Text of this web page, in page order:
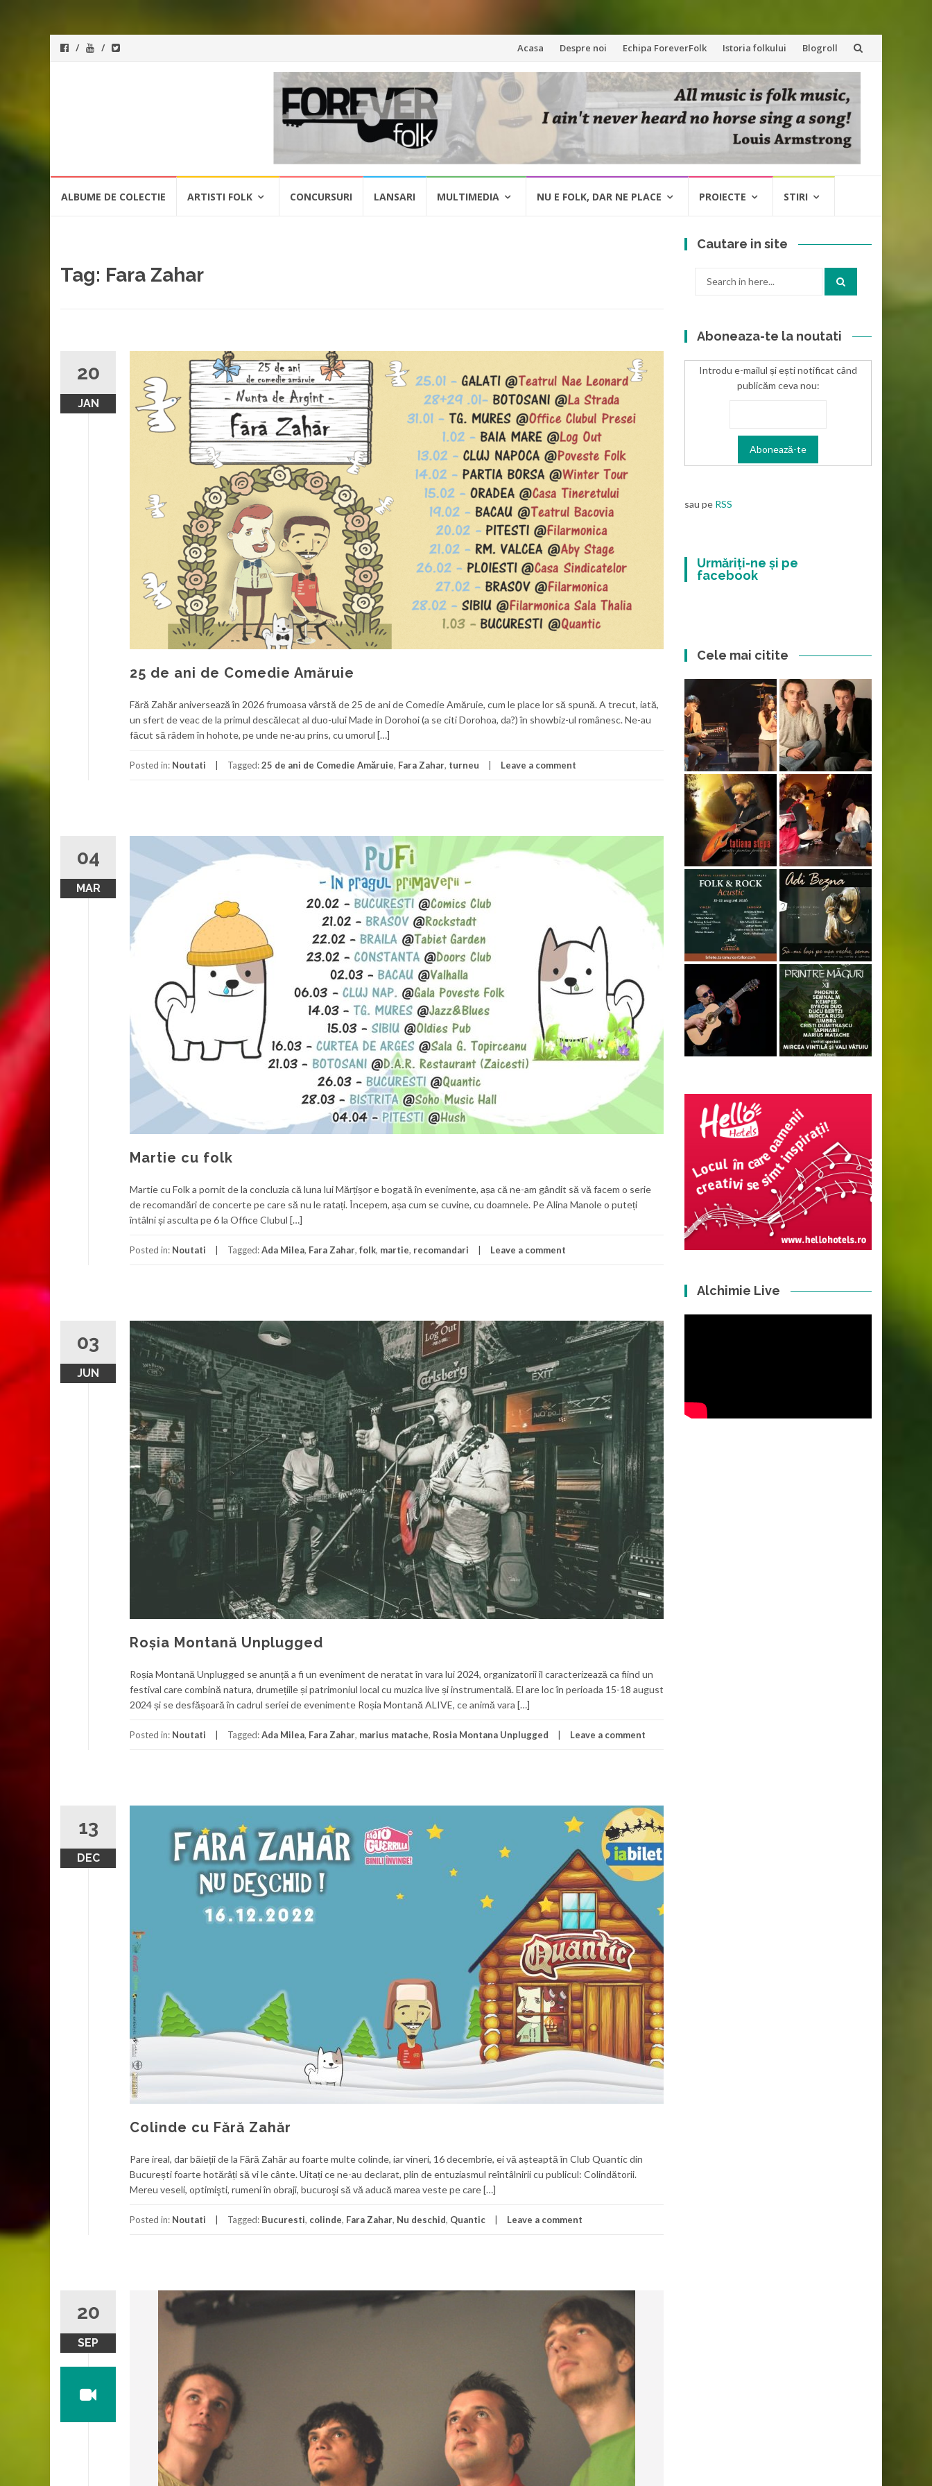
Skip
to
content
Acasa Despre noi Echipa ForeverFolk Istoria folkului Blogroll
ALBUME DE COLECTIE ARTISTI FOLK CONCURSURI LANSARI MULTIMEDIA NU E FOLK, DAR NE PLACE PROIECTE STIRI
Tag: Fara Zahar
20
JAN
25 de ani de Comedie Amăruie
Fără Zahăr aniversează în 2026 frumoasa vârstă de 25 de ani de Comedie Amăruie, cum le place lor să spună. A trecut, iată,
un sfert de veac de la primul descălecat al duo-ului Made in Dorohoi (a se citi Dorohoa, da?) în showbiz-ul românesc. Ne-au
făcut să râdem în hohote, pe unde ne-au prins, cu umorul […]
Posted in: Noutati Tagged:25 de ani de Comedie Amăruie, Fara Zahar, turneu Leave a comment
04
MAR
Martie cu folk
Martie cu Folk a pornit de la concluzia că luna lui Mărțișor e bogată în evenimente, așa că ne-am gândit să vă facem o serie
de recomandări de concerte pe care să nu le ratați. Începem, așa cum se cuvine, cu doamnele. Pe Alina Manole o puteți
întâlni și asculta pe 6 la Office Clubul […]
Posted in: Noutati Tagged:Ada Milea, Fara Zahar, folk, martie, recomandari Leave a comment
03
JUN
Roșia Montană Unplugged
Roșia Montană Unplugged se anunță a fi un eveniment de neratat în vara lui 2024, organizatorii îl caracterizează ca fiind un
festival care combină natura, drumețiile și patrimoniul local cu muzica live și instrumentală. El are loc în perioada 15-18 august
2024 și se desfășoară în cadrul seriei de evenimente Roșia Montană ALIVE, ce animă vara […]
Posted in: Noutati Tagged:Ada Milea, Fara Zahar, marius matache, Rosia Montana Unplugged Leave a comment
13
DEC
Colinde cu Fără Zahăr
Pare ireal, dar băieții de la Fără Zahăr au foarte multe colinde, iar vineri, 16 decembrie, ei vă așteaptă în Club Quantic din
București foarte hotărâți să vi le cânte. Uitați ce ne-au declarat, plin de entuziasmul reîntâlnirii cu publicul: Colindătorii.
Mereu veseli, optimişti, rumeni în obraji, bucuroşi să vă aducă marea veste pe care […]
Posted in: Noutati Tagged: Bucuresti, colinde, Fara Zahar, Nu deschid, Quantic Leave a comment
20
SEP
Cautare in site
Aboneaza-te la noutati
Introdu e-mailul și ești notificat când
publicăm ceva nou:
sau pe RSS
Urmăriți-ne și pe
facebook
Cele mai citite
Alchimie Live